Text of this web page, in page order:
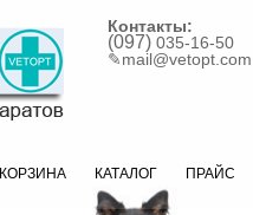
Контакты:
(097) 035-16-50
✎mail@vetopt.com
КОРЗИНА КАТАЛОГ ПРАЙС